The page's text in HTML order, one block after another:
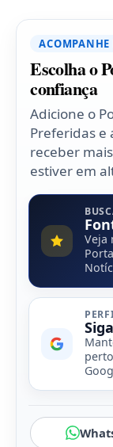
ACOMPANHE
Escolha o
confiança
Adicione o
Preferidas e
receber
estiver em
Veja